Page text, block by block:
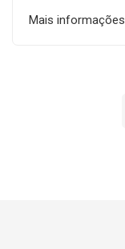
Mais informações